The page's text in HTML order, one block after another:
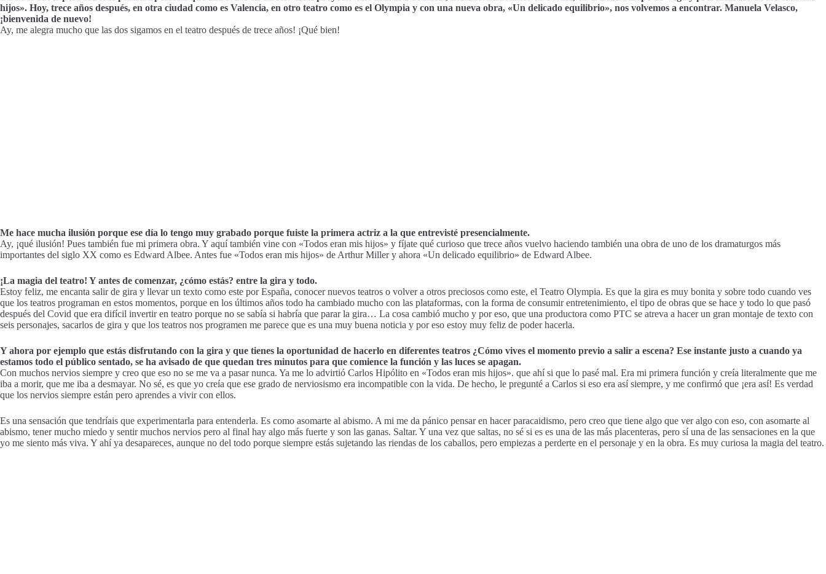
hijos». Hoy, trece años después, en otra ciudad como es Valencia, en otro teatro como es el Olympia y con una nueva obra, «Un delicado equilibrio», nos volvemos a encontrar. Manuela Velasco,
¡bienvenida de nuevo!
Ay, me alegra mucho que las dos sigamos en el teatro después de trece años! ¡Qué bien!
Me hace mucha ilusión porque ese día lo tengo muy grabado porque fuiste la primera actriz a la que entrevisté presencialmente.
Ay, ¡qué ilusión! Pues también fue mi primera obra. Y aquí también vine con «Todos eran mis hijos» y fíjate qué curioso que trece años vuelvo haciendo también una obra de uno de los dramaturgos más
importantes del siglo XX como es Edward Albee. Antes fue «Todos eran mis hijos» de Arthur Miller y ahora «Un delicado equilibrio» de Edward Albee.
¡La magia del teatro! Y antes de comenzar, ¿cómo estás? entre la gira y todo.
Estoy feliz, me encanta salir de gira y llevar un texto como este por España, conocer nuevos teatros o volver a otros preciosos como este, el Teatro Olympia. Es que la gira es muy bonita y sobre todo cuando ves
que los teatros programan en estos momentos, porque en los últimos años todo ha cambiado mucho con las plataformas, con la forma de consumir entretenimiento, el tipo de obras que se hace y todo lo que pasó
después del Covid que era difícil invertir en teatro porque no se sabía si habría que parar la gira… La cosa cambió mucho y por eso, que una productora como PTC se atreva a hacer un gran montaje de texto con
seis personajes, sacarlos de gira y que los teatros nos programen me parece que es una muy buena noticia y por eso estoy muy feliz de poder hacerla.
Y ahora por ejemplo que estás disfrutando con la gira y que tienes la oportunidad de hacerlo en diferentes teatros ¿Cómo vives el momento previo a salir a escena? Ese instante justo a cuando ya
estamos todo el público sentado, se ha avisado de que quedan tres minutos para que comience la función y las luces se apagan.
Con muchos nervios siempre y creo que eso no se me va a pasar nunca. Ya me lo advirtió Carlos Hipólito en «Todos eran mis hijos». que ahí si que lo pasé mal. Era mi primera función y creía literalmente que me
iba a morir, que me iba a desmayar. No sé, es que yo creía que ese grado de nerviosismo era incompatible con la vida. De hecho, le pregunté a Carlos si eso era así siempre, y me confirmó que ¡era así! Es verdad
que los nervios siempre están pero aprendes a vivir con ellos.
Es una sensación que tendríais que experimentarla para entenderla. Es como asomarte al abismo. A mi me da pánico pensar en hacer paracaidismo, pero creo que tiene algo que ver algo con eso, con asomarte al
abismo, tener mucho miedo y sentir muchos nervios pero al final hay algo más fuerte y son las ganas. Saltar. Y una vez que saltas, no sé si es es una de las más placenteras, pero sí una de las sensaciones en la que
yo me siento más viva. Y ahí ya desapareces, aunque no del todo porque siempre estás sujetando las riendas de los caballos, pero empiezas a perderte en el personaje y en la obra. Es muy curiosa la magia del teatro.